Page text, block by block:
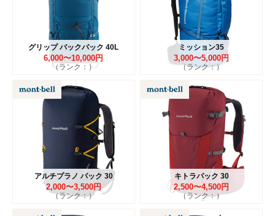
グリップ バックパック 40L
6,000〜10,000円
（ランク：）
ミッション35
3,000〜5,000円
（ランク：）
アルチプラノ パック 30
2,000〜3,500円
（ランク：）
キトラパック 30
2,500〜4,500円
（ランク：）